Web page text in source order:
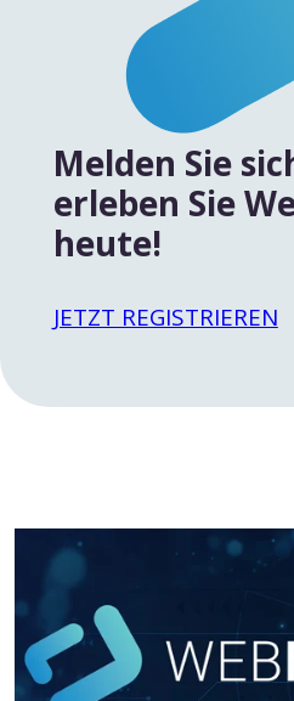
Melden Sie
erleben Sie
heute!
JETZT REGISTRIEREN